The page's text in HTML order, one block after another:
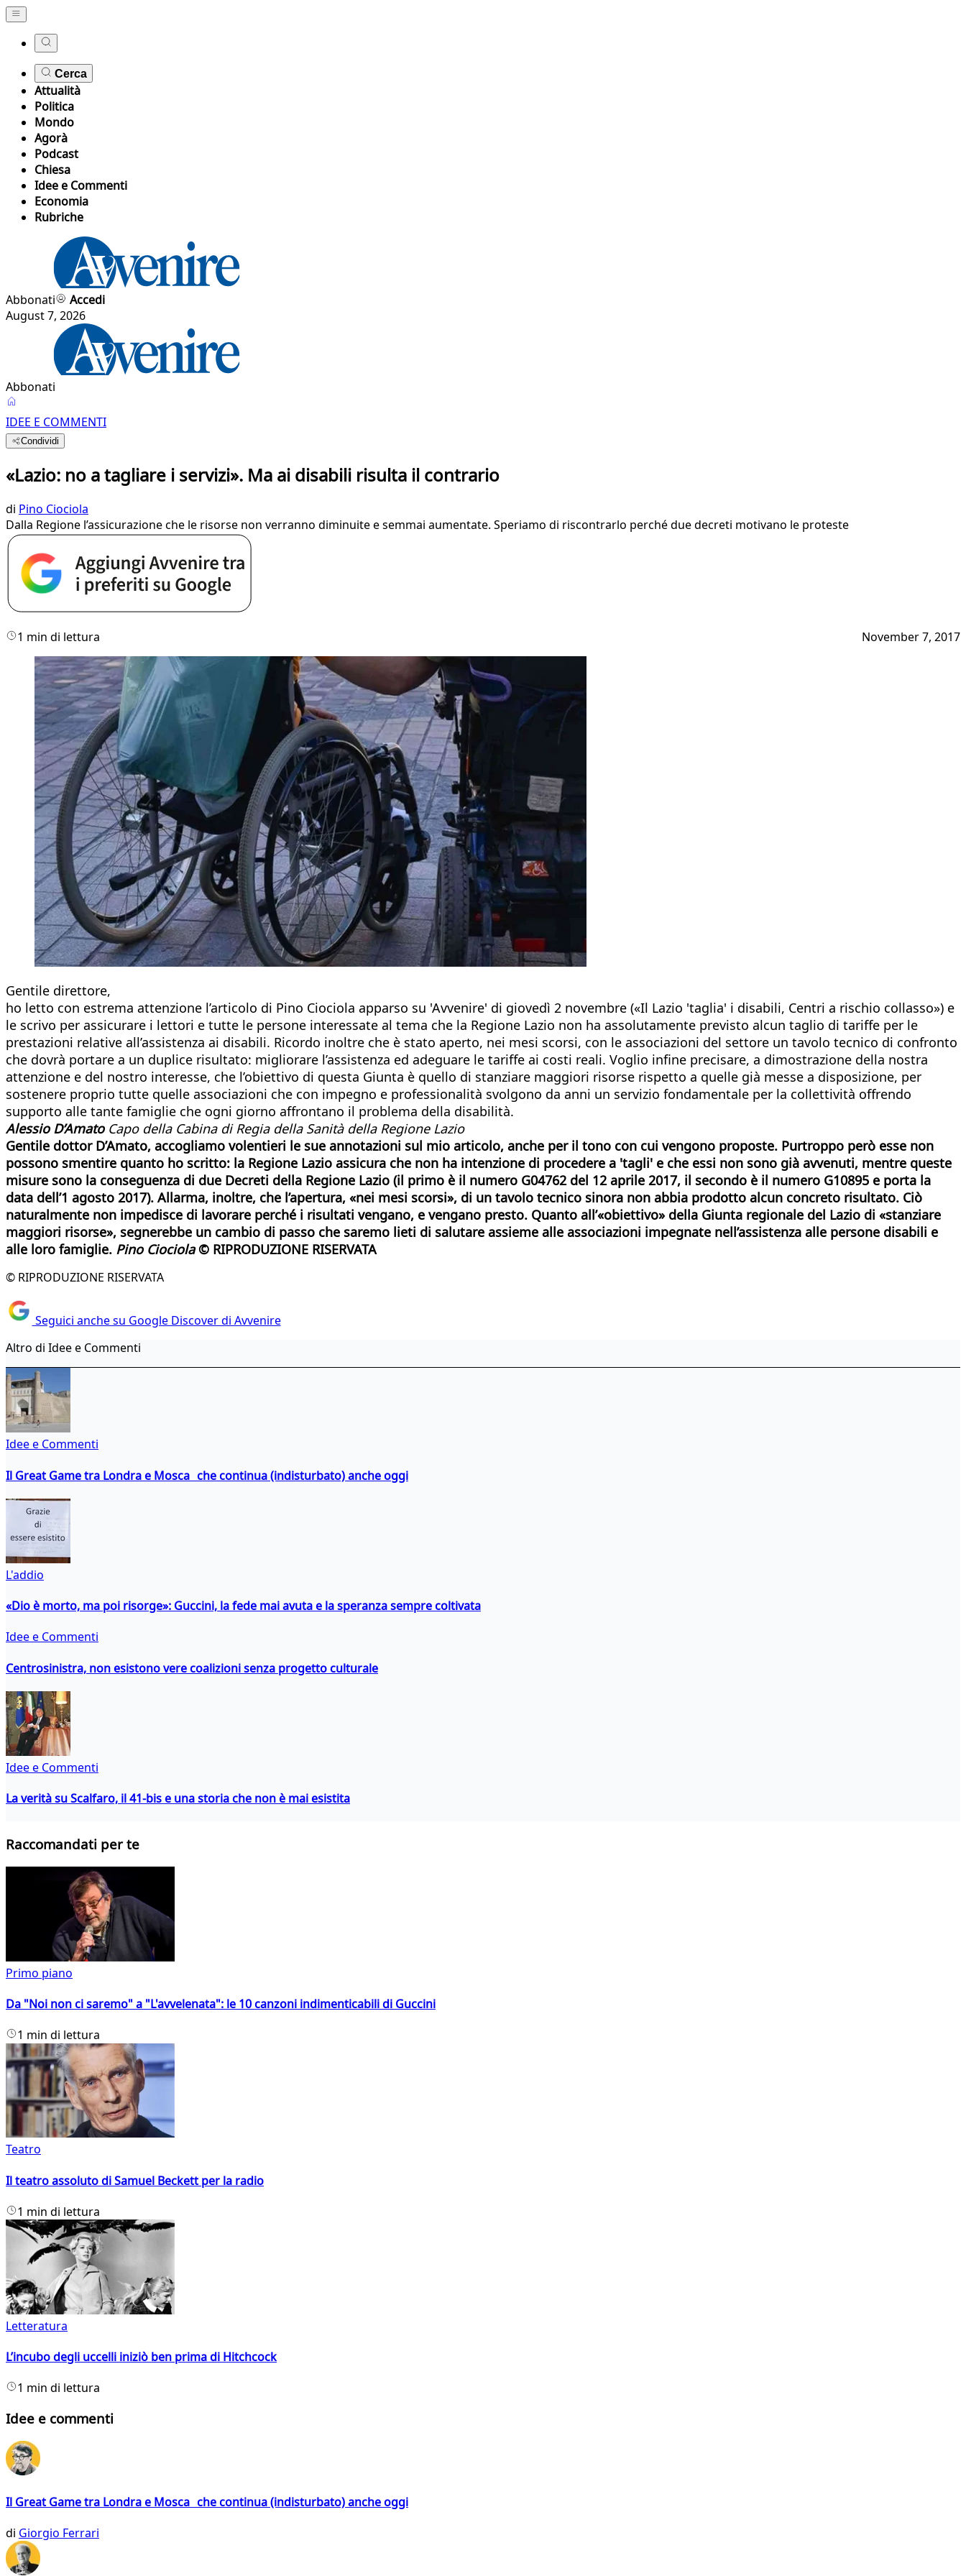
Cerca
Attualità
Politica
Mondo
Agorà
Podcast
Chiesa
Idee e Commenti
Economia
Rubriche
Abbonati
Accedi
August 7, 2026
Abbonati
IDEE E COMMENTI
Condividi
«Lazio: no a tagliare i servizi». Ma ai disabili risulta il contrario
di Pino Ciociola
Dalla Regione l’assicurazione che le risorse non verranno diminuite e semmai aumentate. Speriamo di riscontrarlo perché due decreti motivano le proteste
1 min di lettura November 7, 2017
Gentile direttore,
ho letto con estrema attenzione l’articolo di Pino Ciociola apparso su 'Avvenire' di giovedì 2 novembre («Il Lazio 'taglia' i disabili, Centri a rischio collasso») e
le scrivo per assicurare i lettori e tutte le persone interessate al tema che la Regione Lazio non ha assolutamente previsto alcun taglio di tariffe per le
prestazioni relative all’assistenza ai disabili. Ricordo inoltre che è stato aperto, nei mesi scorsi, con le associazioni del settore un tavolo tecnico di confronto
che dovrà portare a un duplice risultato: migliorare l’assistenza ed adeguare le tariffe ai costi reali. Voglio infine precisare, a dimostrazione della nostra
attenzione e del nostro interesse, che l’obiettivo di questa Giunta è quello di stanziare maggiori risorse rispetto a quelle già messe a disposizione, per
sostenere proprio tutte quelle associazioni che con impegno e professionalità svolgono da anni un servizio fondamentale per la collettività offrendo
supporto alle tante famiglie che ogni giorno affrontano il problema della disabilità.
Alessio D’Amato Capo della Cabina di Regia della Sanità della Regione Lazio
Gentile dottor D’Amato, accogliamo volentieri le sue annotazioni sul mio articolo, anche per il tono con cui vengono proposte. Purtroppo però esse non
possono smentire quanto ho scritto: la Regione Lazio assicura che non ha intenzione di procedere a 'tagli' e che essi non sono già avvenuti, mentre queste
misure sono la conseguenza di due Decreti della Regione Lazio (il primo è il numero G04762 del 12 aprile 2017, il secondo è il numero G10895 e porta la
data dell’1 agosto 2017). Allarma, inoltre, che l’apertura, «nei mesi scorsi», di un tavolo tecnico sinora non abbia prodotto alcun concreto risultato. Ciò
naturalmente non impedisce di lavorare perché i risultati vengano, e vengano presto. Quanto all’«obiettivo» della Giunta regionale del Lazio di «stanziare
maggiori risorse», segnerebbe un cambio di passo che saremo lieti di salutare assieme alle associazioni impegnate nell’assistenza alle persone disabili e
alle loro famiglie. Pino Ciociola © RIPRODUZIONE RISERVATA
© RIPRODUZIONE RISERVATA
Seguici anche su Google Discover di Avvenire
Altro di Idee e Commenti
Idee e Commenti
Il Great Game tra Londra e Mosca che continua (indisturbato) anche oggi
L'addio
«Dio è morto, ma poi risorge»: Guccini, la fede mai avuta e la speranza sempre coltivata
Idee e Commenti
Centrosinistra, non esistono vere coalizioni senza progetto culturale
Idee e Commenti
La verità su Scalfaro, il 41-bis e una storia che non è mai esistita
Raccomandati per te
Primo piano
Da "Noi non ci saremo" a "L'avvelenata": le 10 canzoni indimenticabili di Guccini
1 min di lettura
Teatro
Il teatro assoluto di Samuel Beckett per la radio
1 min di lettura
Letteratura
L’incubo degli uccelli iniziò ben prima di Hitchcock
1 min di lettura
Idee e commenti
Il Great Game tra Londra e Mosca che continua (indisturbato) anche oggi
di Giorgio Ferrari